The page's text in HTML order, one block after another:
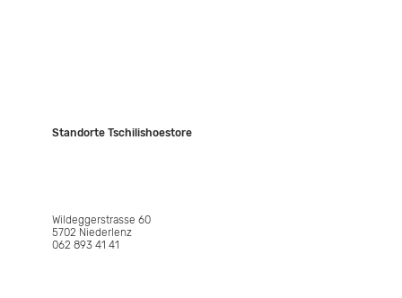
Standorte Tschilishoestore
Wildeggerstrasse 60
5702 Niederlenz
062 893 41 41